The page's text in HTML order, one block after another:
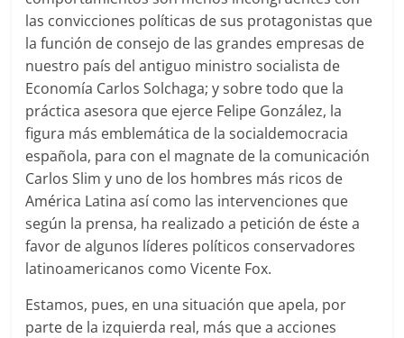
las convicciones políticas de sus protagonistas que
la función de consejo de las grandes empresas de
nuestro país del antiguo ministro socialista de
Economía Carlos Solchaga; y sobre todo que la
práctica asesora que ejerce Felipe González, la
figura más emblemática de la socialdemocracia
española, para con el magnate de la comunicación
Carlos Slim y uno de los hombres más ricos de
América Latina así como las intervenciones que
según la prensa, ha realizado a petición de éste a
favor de algunos líderes políticos conservadores
latinoamericanos como Vicente Fox.
Estamos, pues, en una situación que apela, por
parte de la izquierda real, más que a acciones